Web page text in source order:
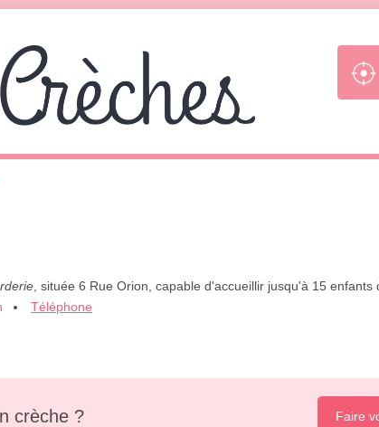
, située 6 Rue Orion, capable d'accueillir jusqu'à 15 enfants
Téléphone
crèche ? Faire